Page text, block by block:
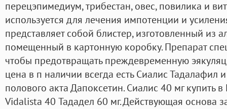
перецэпимедиум, трибестан, овес, повилика и
используется для лечения импотенции и
представляет собой блистер, изготовленный из
помещенный в картонную коробку. Препарат
чтобы предотвращать преждевременную
цена в п наличии всегда есть Сиалис Тадалафил
полового акта Дапоксетин. Сиалис 40 мг купить
Vidalista 40 Тададел 60 мг. Действующая основа